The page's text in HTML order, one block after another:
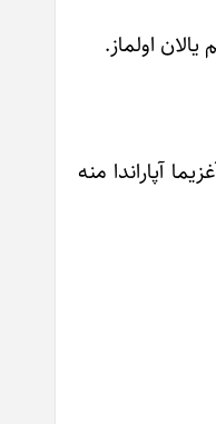
اولماز.
آپاراندا منه